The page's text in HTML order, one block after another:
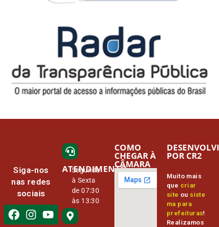
Siga-nos
nas redes
sociais
ATENDIMENTO
Segunda
à Sexta
de 07:30
às 13:30
COMO
CHEGAR À
CÂMARA
Muito mais
que criar
site ou siste
ma para
prefeituras!
Realizamos
POR CR2